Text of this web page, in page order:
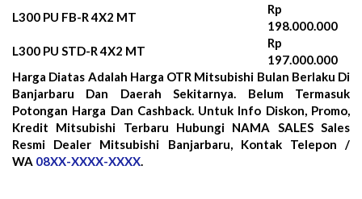
L300 PU FB-R 4X2 MT
Rp
198.000.000
L300 PU STD-R 4X2 MT
Rp
197.000.000
Harga Diatas Adalah Harga OTR Mitsubishi Bulan Berlaku Di
Banjarbaru Dan Daerah Sekitarnya. Belum Termasuk
Potongan Harga Dan Cashback. Untuk Info Diskon, Promo,
Kredit Mitsubishi Terbaru Hubungi NAMA SALES Sales
Resmi Dealer Mitsubishi Banjarbaru, Kontak Telepon /
WA 08XX-XXXX-XXXX.